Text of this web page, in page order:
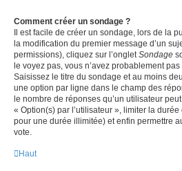
Comment créer un sondage ?
Il est facile de créer un sondage, lors de la
la modification du premier message d’un
permissions), cliquez sur l’ongletSondage
le voyez pas, vous n’avez probablement
Saisissez le titre du sondage et au moins
une option par ligne dans le champ des
le nombre de réponses qu’un utilisateur
« Option(s) par l’utilisateur », limiter la
pour une durée illimitée) et enfin permettre
vote.
Haut